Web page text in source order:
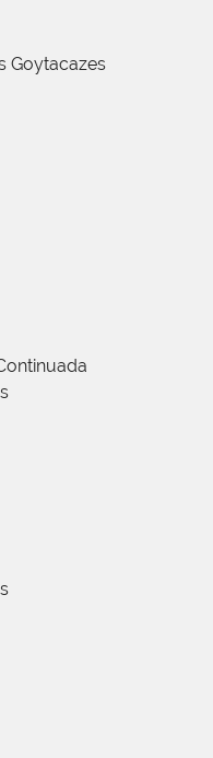
Goytacazes